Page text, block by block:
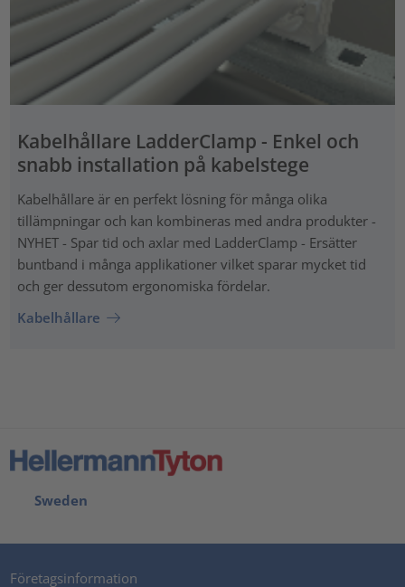
Kabelhållare LadderClamp - Enkel och
snabb installation på kabelstege
Kabelhållare är en perfekt lösning för många olika
tillämpningar och kan kombineras med andra produkter -
NYHET - Spar tid och axlar med LadderClamp - Ersätter
buntband i många applikationer vilket sparar mycket tid
och ger dessutom ergonomiska fördelar.
Kabelhållare
Sweden
Företagsinformation